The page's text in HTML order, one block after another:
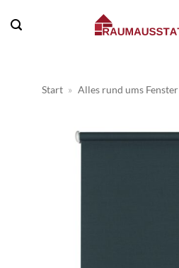
Inhalt
Start » Alles rund ums Fenster